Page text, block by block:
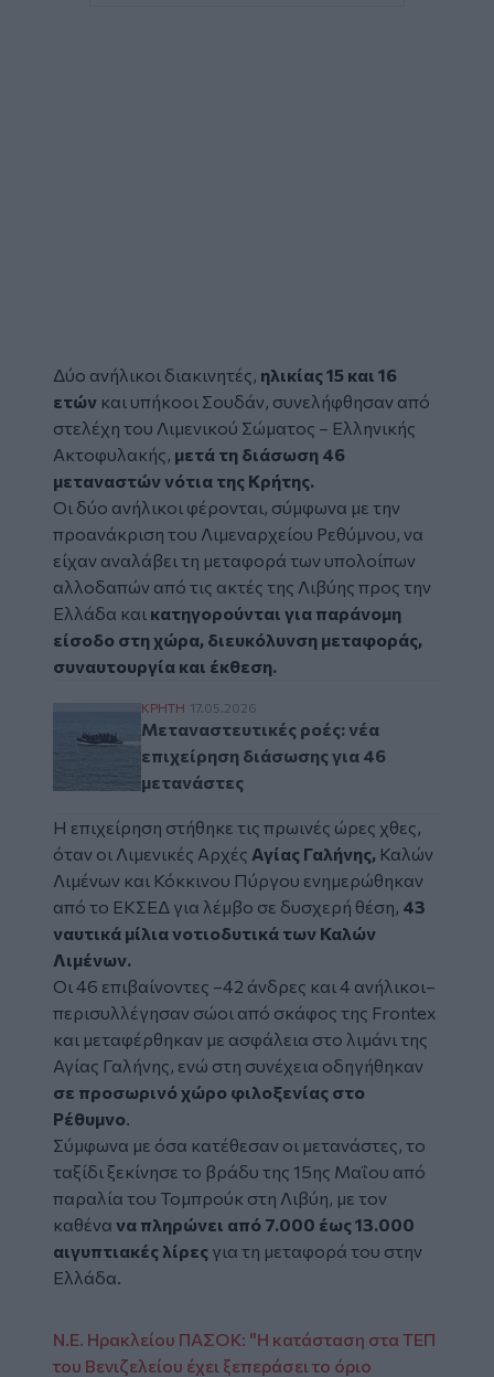
Δύο ανήλικοι διακινητές, ηλικίας 15 και 16
ετών και υπήκοοι Σουδάν, συνελήφθησαν από
στελέχη του Λιμενικού Σώματος – Ελληνικής
Ακτοφυλακής, μετά τη διάσωση 46
μεταναστώννότια της Κρήτης.
Οι δύο ανήλικοι φέρονται, σύμφωνα με την
προανάκριση του Λιμεναρχείου Ρεθύμνου, να
είχαν αναλάβει τη μεταφορά των υπολοίπων
αλλοδαπών από τις ακτές της Λιβύης προς την
Ελλάδα και κατηγορούνται για παράνομη
είσοδο στη χώρα, διευκόλυνση μεταφοράς,
συναυτουργία και έκθεση.
Μεταναστευτικές ροές: νέα επιχείρηση
ΚΡΗΤΗ 17.05.2026
Μεταναστευτικές ροές: νέα
επιχείρηση διάσωσης για 46
μετανάστες
Η επιχείρηση στήθηκε τις πρωινές ώρες χθες,
όταν οι Λιμενικές Αρχές Αγίας Γαλήνης, Καλών
Λιμένων και Κόκκινου Πύργου ενημερώθηκαν
από το ΕΚΣΕΔ για λέμβο σε δυσχερή θέση, 43
ναυτικά μίλια νοτιοδυτικά των Καλών
Λιμένων.
Οι 46 επιβαίνοντες –42 άνδρες και 4 ανήλικοι–
περισυλλέγησαν σώοι από σκάφος της Frontex
και μεταφέρθηκαν με ασφάλεια στο λιμάνι της
Αγίας Γαλήνης, ενώ στη συνέχεια οδηγήθηκαν
σε προσωρινό χώρο φιλοξενίας στο
Ρέθυμνο.
Σύμφωνα με όσα κατέθεσαν οι μετανάστες, το
ταξίδι ξεκίνησε το βράδυ της 15ης Μαΐου από
παραλία του Τομπρούκ στη Λιβύη, με τον
καθένα να πληρώνει από 7.000 έως 13.000
αιγυπτιακές λίρες για τη μεταφορά του στην
Ελλάδα.
Ν.Ε. Ηρακλείου ΠΑΣΟΚ: "Η κατάσταση στα ΤΕΠ
του Βενιζελείου έχει ξεπεράσει το όριο